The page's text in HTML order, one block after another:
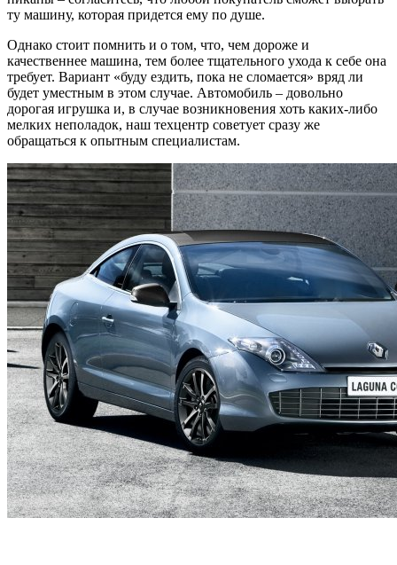
ту машину, которая придется ему по душе.
Однако стоит помнить и о том, что, чем дороже и
качественнее машина, тем более тщательного ухода к себе она
требует. Вариант «буду ездить, пока не сломается» вряд ли
будет уместным в этом случае. Автомобиль – довольно
дорогая игрушка и, в случае возникновения хоть каких-либо
мелких неполадок, наш техцентр советует сразу же
обращаться к опытным специалистам.